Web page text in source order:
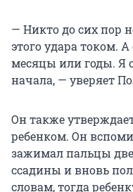
— Никто до сих пор
этого удара током.
месяцы или годы. Я
начала, — уверяет
Он также
ребенком. Он
зажимал пальцы
ссадины и вновь
словам, тогда